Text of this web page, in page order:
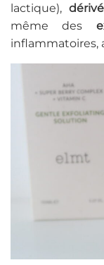
lactique),
même des
inflammatoires,